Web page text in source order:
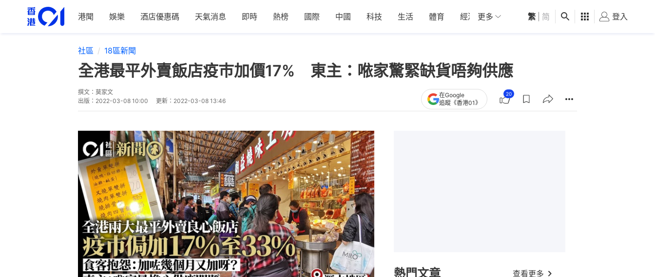
港聞 娛樂 酒店優惠碼 天氣消息 即時 熱榜 國際 中國 科技 生活 體育 經濟 01深圳 觀點 健康 好食玩飛
更多 繁 简 登入
社區 18區新聞
全港最平外賣飯店疫巿加價17% 東主：𠵱家驚緊缺貨唔夠供應
撰文： 莫家文
出版： 2022-03-08 10:00 更新： 2022-03-08 13:46
在Google
追蹤《香港01》
20
熱門文章 查看更多